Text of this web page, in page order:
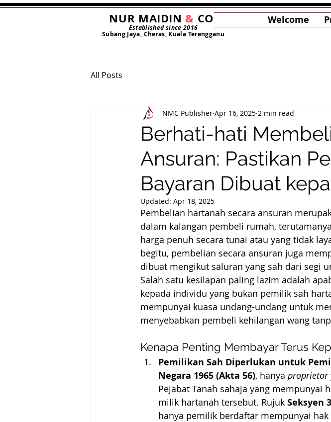
NUR MAIDIN & CO
Established since 2016
Subang Jaya, Cheras, Kuala Terengganu
Welcome
All Posts
Berhati-hati
Ansuran: Pastikan
Bayaran Dibuat
NMC Publisher Apr 16, 2025 2 min read
Updated: Apr 18, 2025
Pembelian hartanah secara ansuran
dalam kalangan pembeli rumah,
harga penuh secara tunai atau yang tidak
begitu, pembelian secara ansuran juga
dibuat mengikut saluran yang sah dari segi
Salah satu kesilapan paling lazim adalah
kepada individu yang bukan pemilik sah
mempunyai kuasa undang-undang untuk
menyebabkan pembeli kehilangan wang
Kenapa Penting Membayar Terus
Pemilikan Sah Diperlukan untuk
Negara 1965 (Akta 56), hanya proprietor
Pejabat Tanah sahaja yang mempunyai
milik hartanah tersebut. Rujuk Seksyen
hanya pemilik berdaftar mempunyai